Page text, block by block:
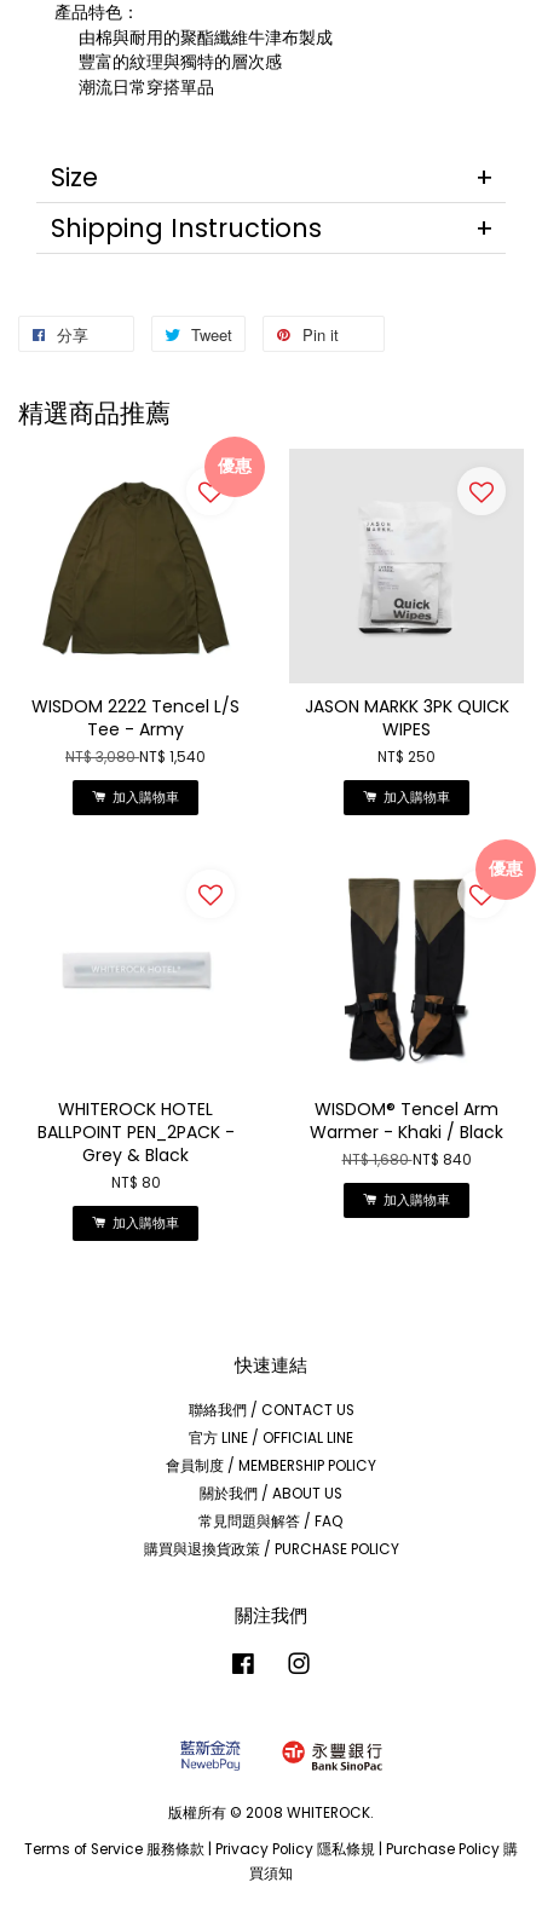
產品特色：
由棉與耐用的聚酯纖維牛津布製成
豐富的紋理與獨特的層次感
潮流日常穿搭單品
Size
Shipping Instructions
分享 Tweet Pin it
精選商品推薦
優惠
WISDOM 2222 Tencel L/S
Tee - Army
NT$ 3,080NT$ 1,540
加入購物車
JASON MARKK 3PK QUICK
WIPES
NT$ 250
加入購物車
WHITEROCK HOTEL
BALLPOINT PEN_2PACK -
Grey & Black
NT$ 80
加入購物車
優惠
WISDOM® Tencel Arm
Warmer - Khaki / Black
NT$ 1,680NT$ 840
加入購物車
快速連結
聯絡我們 / CONTACT US
官方 LINE / OFFICIAL LINE
會員制度 / MEMBERSHIP POLICY
關於我們 / ABOUT US
常見問題與解答 / FAQ
購買與退換貨政策 / PURCHASE POLICY
關注我們
Facebook
版權所有 © 2008 WHITEROCK.
Terms of Service 服務條款
Privacy Policy 隱私條規 Purchase Policy 購
買須知